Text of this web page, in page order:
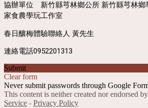
協辦單位 新竹縣芎林鄉公所 新竹縣芎林鄉
家食農學玩工作室
春日釀梅體驗聯絡人 黃先生
連絡電話0952201313
Submit
Clear form
Never submit passwords through Google
This content is neither created nor endorsed
Service - Privacy Policy